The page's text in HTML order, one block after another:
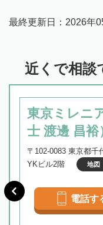
最終更新日： 2026年
近くで相談
東京ミレニ
士 渡邊 昌裕
〒102-0083 東京都千
YKビル2階
地図
電話す